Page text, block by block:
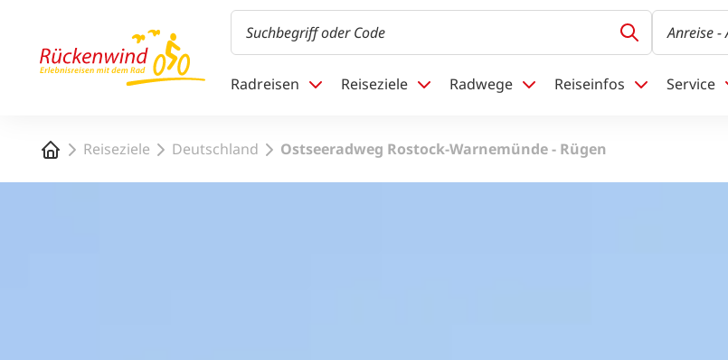
Anreise-
Radreisen Reiseziele Radwege Reiseinfos Service
StartseiteReiseziele Deutschland Ostseeradweg Rostock-Warnemünde - Rügen